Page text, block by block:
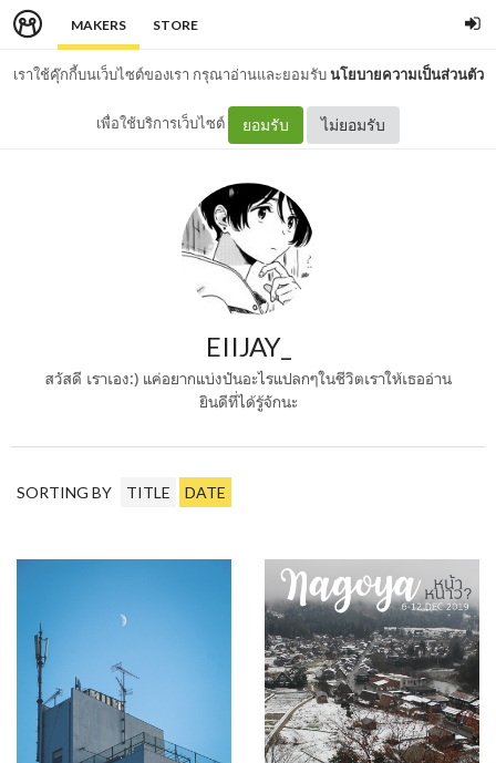
MAKERS STORE
เราใช้คุ๊กกี้บนเว็บไซต์ของเรา กรุณาอ่านและยอมรับนโยบายความเป็นส่วนตัว
เพื่อใช้บริการเว็บไซต์ ยอมรับ ไม่ยอมรับ
EIIJAY_
สวัสดี เราเอง:) แค่อยากแบ่งปันอะไรแปลกๆในชีวิตเราให้เธออ่าน
ยินดีที่ได้รู้จักนะ
SORTING BY TITLE DATE